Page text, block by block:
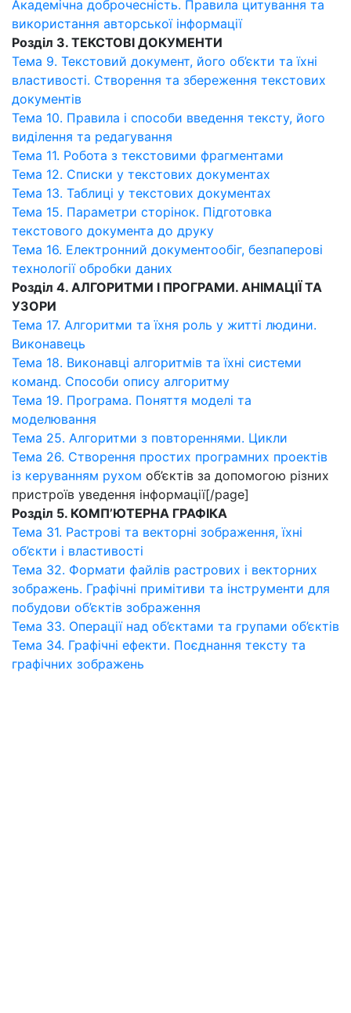
Академічна доброчесність. Правила цитування та
використання авторської інформації
Розділ 3. ТЕКСТОВІ ДОКУМЕНТИ
Тема 9. Текстовий документ, його об’єкти та їхні
властивості. Створення та збереження текстових
документів
Тема 10. Правила і способи введення тексту, його
виділення та редагування
Тема 11. Робота з текстовими фрагментами
Тема 12. Списки у текстових документах
Тема 13. Таблиці у текстових документах
Тема 15. Параметри сторінок. Підготовка
текстового документа до друку
Тема 16. Електронний документообіг, безпаперові
технології обробки даних
Розділ 4. АЛГОРИТМИ І ПРОГРАМИ. АНІМАЦІЇ ТА
УЗОРИ
Тема 17. Алгоритми та їхня роль у житті людини.
Виконавець
Тема 18. Виконавці алгоритмів та їхні системи
команд. Способи опису алгоритму
Тема 19. Програма. Поняття моделі та
моделювання
Тема 25. Алгоритми з повтореннями. Цикли
Тема 26. Створення простих програмних проектів
із керуванням рухом об’єктів за допомогою різних
пристроїв уведення інформації[/page]
Розділ 5. КОМП’ЮТЕРНА ГРАФІКА
Тема 31. Растрові та векторні зображення, їхні
об’єкти і властивості
Тема 32. Формати файлів растрових і векторних
зображень. Графічні примітиви та інструменти для
побудови об’єктів зображення
Тема 33. Операції над об’єктами та групами об’єктів
Тема 34. Графічні ефекти. Поєднання тексту та
графічних зображень